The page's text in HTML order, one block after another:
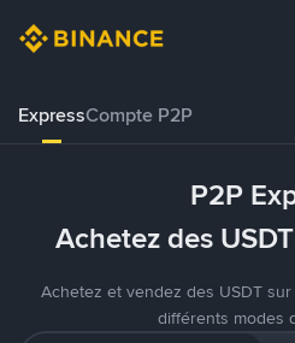
ExpressCompte P2P
P2P
Achetez des
Achetez et vendez des USDT
différents modes